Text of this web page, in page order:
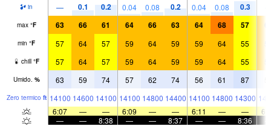
in — 0.1 0.2 0.04 0.08 0.2 0.04 0.08 0.3
max °F 63 66 61 64 66 63 64 68 57
min °F 57 64 57 59 64 59 59 64 55
chill °F 57 64 57 59 64 59 59 64 55
Umido. % 63 59 74 57 62 74 56 61 87
Zero termico ft 14100 14600 14100 14100 14800 14400 14100 14800 14300
6:07
— — 6:09 — — 6:11 — —
—
— 8:38 — — 8:37 — — 8:36